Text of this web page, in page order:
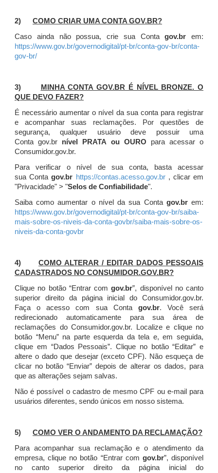
2) COMO CRIAR UMA CONTA GOV.BR?
Caso ainda não possua, crie sua Contagov.br em:
https://www.gov.br/governodigital/pt-br/conta-gov-br/conta-
gov-br/
3)
MINHA CONTA GOV.BR É NÍVEL BRONZE. O
QUE DEVO FAZER?
É necessário aumentar o nível da sua conta para registrar
e acompanhar suas reclamações. Por questões de
segurança, qualquer usuário deve possuir uma
Conta gov.br nível PRATA ou OURO para acessar o
Consumidor.gov.br.
Para verificar o nível de sua conta, basta acessar
sua Contagov.br https://contas.acesso.gov.br, clicar em
"Privacidade" > "Selos de Confiabilidade".
Saiba como aumentar o nível da sua Conta gov.brem:
https://www.gov.br/governodigital/pt-br/conta-gov-br/saiba-
mais-sobre-os-niveis-da-conta-govbr/saiba-mais-sobre-os-
niveis-da-conta-govbr
4) COMO ALTERAR / EDITAR DADOS PESSOAIS
CADASTRADOS NO CONSUMIDOR.GOV.BR?
Clique no botão “Entrar comgov.br”, disponível no canto
superior direito da página inicial do Consumidor.gov.br.
Faça o acesso com sua Conta gov.br. Você será
redirecionado automaticamente para sua área de
reclamações do Consumidor.gov.br.
Localize e clique no
botão “Menu” na parte esquerda da tela e, em seguida,
clique em “Dados Pessoais”. Clique no botão “Editar” e
altere o dado que desejar (exceto CPF). Não esqueça de
clicar no botão “Enviar” depois de alterar os dados, para
que as alterações sejam salvas.
Não é possível o cadastro de mesmo CPF ou e-mail para
usuários diferentes, sendo únicos em nosso sistema.
5) COMO VER O ANDAMENTO DA RECLAMAÇÃO?
Para acompanhar sua reclamação e o atendimento da
empresa, clique no botão “Entrar com gov.br”, disponível
no canto superior direito da página inicial do